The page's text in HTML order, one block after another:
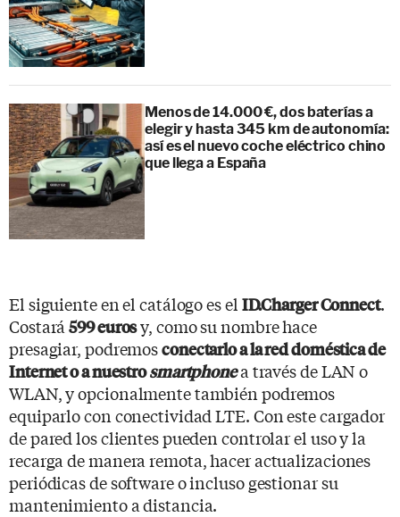
Menos de 14.000 €, dos baterías a
elegir y hasta 345 km de autonomía:
así es el nuevo coche eléctrico chino
que llega a España
El siguiente en el catálogo es el ID.Charger Connect.
Costará599 eurosy, como su nombre hace
presagiar, podremosconectarlo a la red doméstica de
Internet o a nuestrosmartphonea través de LAN o
WLAN, y opcionalmente también podremos
equiparlo con conectividad LTE. Con este cargador
de pared los clientes pueden controlar el uso y la
recarga de manera remota, hacer actualizaciones
periódicas de software o incluso gestionar su
mantenimiento a distancia.